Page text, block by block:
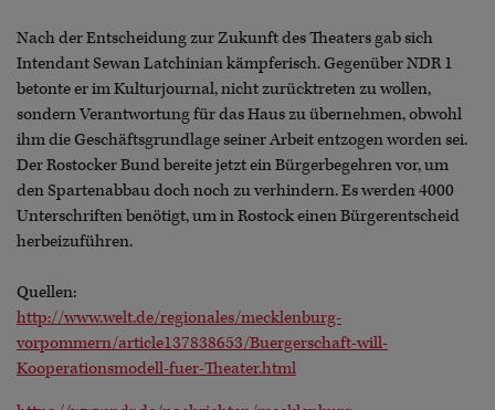
Nach der Entscheidung zur Zukunft des Theaters gab sich
Intendant Sewan Latchinian kämpferisch. Gegenüber NDR 1
betonte er im Kulturjournal, nicht zurücktreten zu wollen,
sondern Verantwortung für das Haus zu übernehmen, obwohl
ihm die Geschäftsgrundlage seiner Arbeit entzogen worden sei.
Der Rostocker Bund bereite jetzt ein Bürgerbegehren vor, um
den Spartenabbau doch noch zu verhindern. Es werden 4000
Unterschriften benötigt, um in Rostock einen Bürgerentscheid
herbeizuführen.
Quellen:
http://www.welt.de/regionales/mecklenburg-
vorpommern/article137838653/Buergerschaft-will-
Kooperationsmodell-fuer-Theater.html